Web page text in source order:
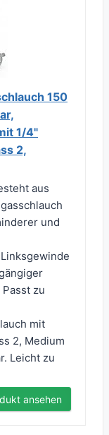
150
1/4"
2,
aus
und
Linksgewinde
zu
mit
2, Medium
Leicht zu
ansehen